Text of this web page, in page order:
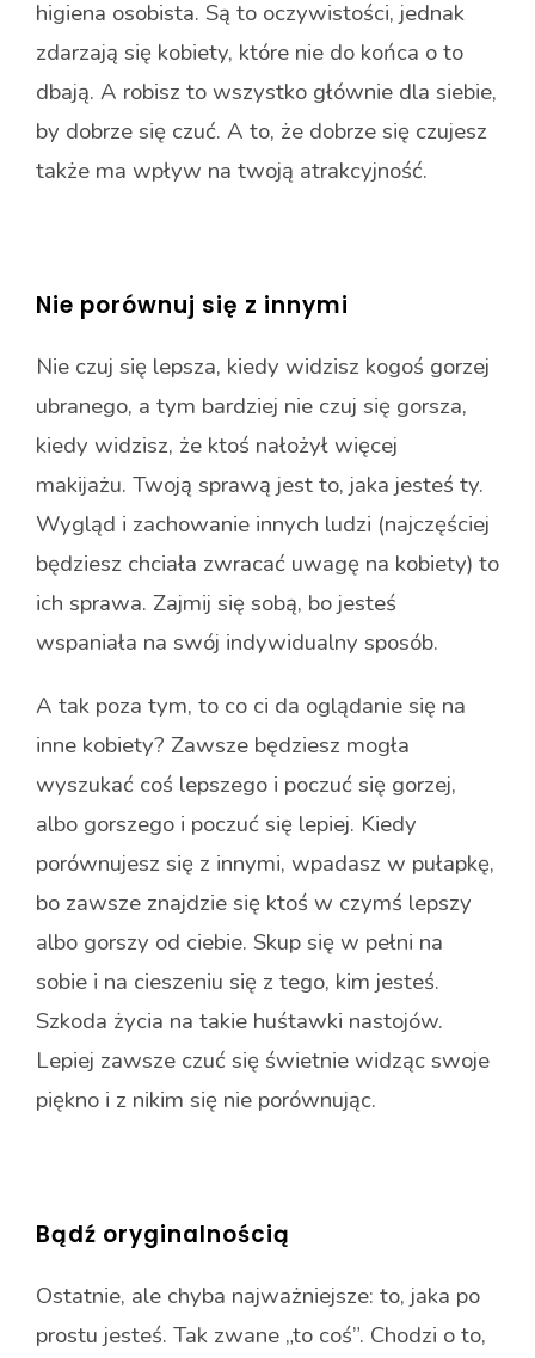
higiena osobista. Są to oczywistości, jednak
zdarzają się kobiety, które nie do końca o to
dbają. A robisz to wszystko głównie dla siebie,
by dobrze się czuć. A to, że dobrze się czujesz
także ma wpływ na twoją atrakcyjność.
Nie porównuj się z innymi
Nie czuj się lepsza, kiedy widzisz kogoś gorzej
ubranego, a tym bardziej nie czuj się gorsza,
kiedy widzisz, że ktoś nałożył więcej
makijażu. Twoją sprawą jest to, jaka jesteś ty.
Wygląd i zachowanie innych ludzi (najczęściej
będziesz chciała zwracać uwagę na kobiety) to
ich sprawa. Zajmij się sobą, bo jesteś
wspaniała na swój indywidualny sposób.
A tak poza tym, to co ci da oglądanie się na
inne kobiety? Zawsze będziesz mogła
wyszukać coś lepszego i poczuć się gorzej,
albo gorszego i poczuć się lepiej. Kiedy
porównujesz się z innymi, wpadasz w pułapkę,
bo zawsze znajdzie się ktoś w czymś lepszy
albo gorszy od ciebie. Skup się w pełni na
sobie i na cieszeniu się z tego, kim jesteś.
Szkoda życia na takie huśtawki nastojów.
Lepiej zawsze czuć się świetnie widząc swoje
piękno i z nikim się nie porównując.
Bądź oryginalnością
Ostatnie, ale chyba najważniejsze: to, jaka po
prostu jesteś. Tak zwane „to coś”. Chodzi o to,